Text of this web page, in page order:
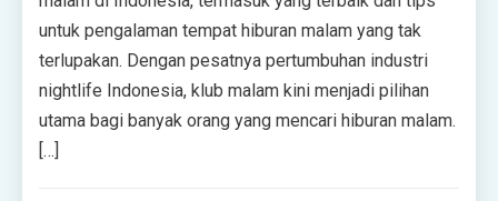
untuk pengalaman tempat hiburan malam yang tak
terlupakan. Dengan pesatnya pertumbuhan industri
nightlife Indonesia, klub malam kini menjadi pilihan
utama bagi banyak orang yang mencari hiburan malam.
[…]